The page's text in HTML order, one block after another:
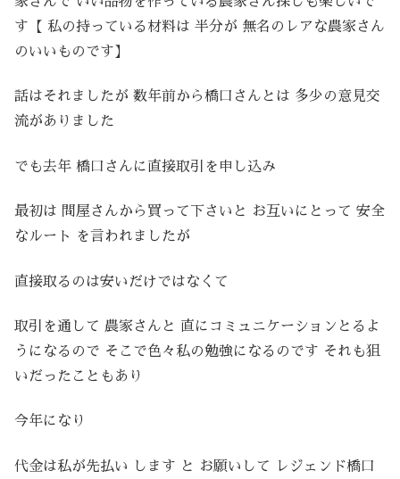
す【 私の持っている材料は 半分が 無名のレアな農家さん
のいいものです】
話はそれましたが 数年前から橋口さんとは 多少の意見交
流がありました
でも去年 橋口さんに直接取引を申し込み
最初は 問屋さんから買って下さいと お互いにとって 安全
なルート を言われましたが
直接取るのは安いだけではなくて
取引を通して 農家さんと 直にコミュニケーションとるよ
うになるので そこで色々私の勉強になるのです それも狙
いだったこともあり
今年になり
代金は私が先払い します と お願いして レジェンド橋口